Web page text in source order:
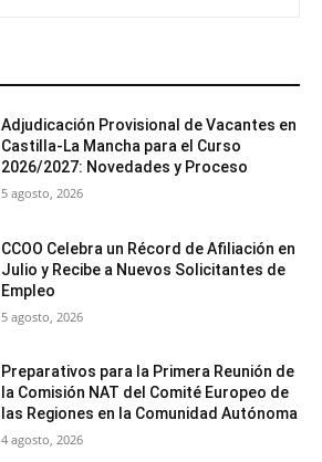
Adjudicación Provisional de Vacantes en
Castilla-La Mancha para el Curso
2026/2027: Novedades y Proceso
5 agosto, 2026
CCOO Celebra un Récord de Afiliación en
Julio y Recibe a Nuevos Solicitantes de
Empleo
5 agosto, 2026
Preparativos para la Primera Reunión de
la Comisión NAT del Comité Europeo de
las Regiones en la Comunidad Autónoma
4 agosto, 2026